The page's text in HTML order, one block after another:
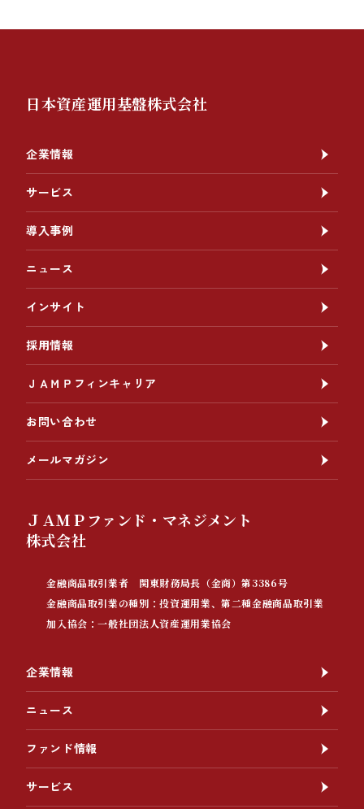
日本資産運用基盤株式会社
企業情報
サービス
導入事例
ニュース
インサイト
採用情報
ＪＡＭＰフィンキャリア
お問い合わせ
メールマガジン
ＪＡＭＰファンド・マネジメント
株式会社
金融商品取引業者 関東財務局長（金商）第3386号
金融商品取引業の種別：投資運用業、第二種金融商品取引業
加入協会：一般社団法人資産運用業協会
企業情報
ニュース
ファンド情報
サービス